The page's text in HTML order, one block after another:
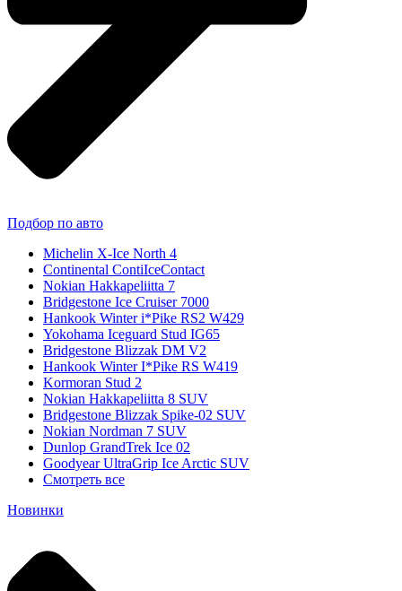
Подбор по авто
Michelin X-Ice North 4
Continental ContiIceContact
Nokian Hakkapeliitta 7
Bridgestone Ice Cruiser 7000
Hankook Winter i*Pike RS2 W429
Yokohama Iceguard Stud IG65
Bridgestone Blizzak DM V2
Hankook Winter I*Pike RS W419
Kormoran Stud 2
Nokian Hakkapeliitta 8 SUV
Bridgestone Blizzak Spike-02 SUV
Nokian Nordman 7 SUV
Dunlop GrandTrek Ice 02
Goodyear UltraGrip Ice Arctic SUV
Смотреть все
Новинки